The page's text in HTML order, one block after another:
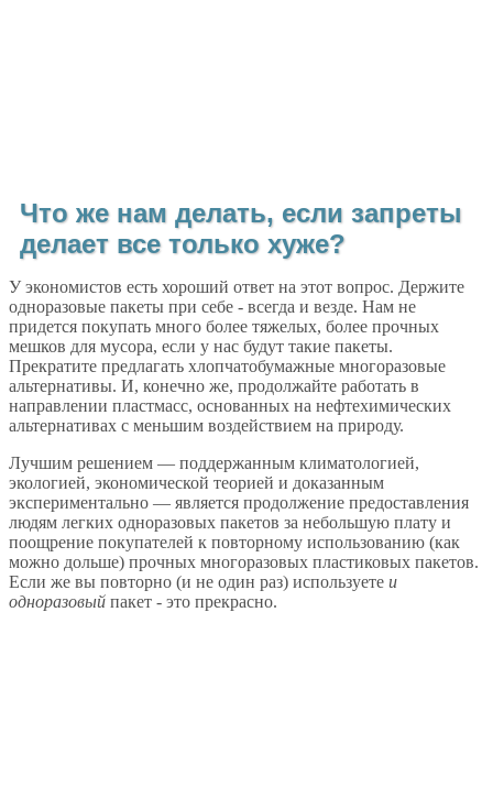
Что же нам делать, если запреты
делает все только хуже?
У экономистов есть хороший ответ на этот вопрос. Держите
одноразовые пакеты при себе - всегда и везде. Нам не
придется покупать много более тяжелых, более прочных
мешков для мусора, если у нас будут такие пакеты.
Прекратите предлагать хлопчатобумажные многоразовые
альтернативы. И, конечно же, продолжайте работать в
направлении пластмасс, основанных на нефтехимических
альтернативах с меньшим воздействием на природу.
Лучшим решением — поддержанным климатологией,
экологией, экономической теорией и доказанным
экспериментально — является продолжение предоставления
людям легких одноразовых пакетов за небольшую плату и
поощрение покупателей к повторному использованию (как
можно дольше) прочных многоразовых пластиковых пакетов.
Если же вы повторно (и не один раз) используете и
одноразовый пакет - это прекрасно.